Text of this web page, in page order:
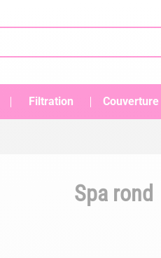
Filtration Couverture
Spa rond